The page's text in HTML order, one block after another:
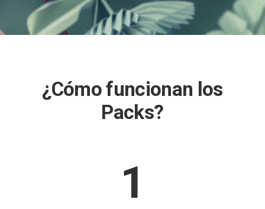
¿Cómo funcionan los
Packs?
1